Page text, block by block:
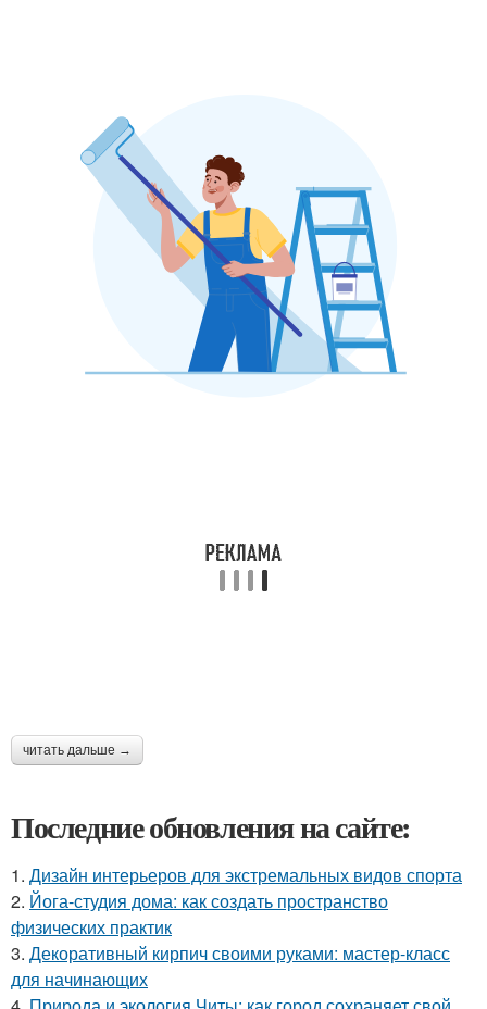
читать дальше →
Последние обновления на сайте:
1. Дизайн интерьеров для экстремальных видов спорта
2. Йога-студия дома: как создать пространство
физических практик
3. Декоративный кирпич своими руками: мастер-класс
для начинающих